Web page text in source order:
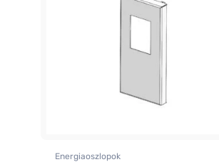
Energiaoszlopok